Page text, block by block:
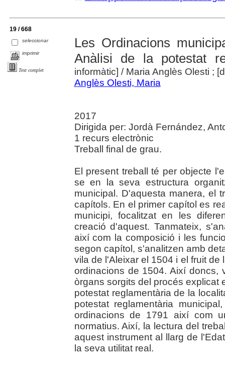
19 / 668
seleccionar
imprimir
Text complet
Les Ordinacions
Anàlisi de la potestat
informàtic] / Maria Anglès Olesti ;
Anglès Olesti, Maria
2017
Dirigida per: Jordà Fernández,
1 recurs electrònic
Treball final de grau.
El present treball té per objecte
se en la seva estructura
municipal. D'aquesta manera, el
capítols. En el primer capítol es
municipi, focalitzat en les
creació d'aquest. Tanmateix,
així com la composició i les
segon capítol, s'analitzen amb
vila de l'Aleixar el 1504 i el fruit
ordinacions de 1504. Així doncs,
òrgans sorgits del procés explicat
potestat reglamentària de la
potestat reglamentària
ordinacions de 1791 així com
normatius. Així, la lectura del
aquest instrument al llarg de
la seva utilitat real.